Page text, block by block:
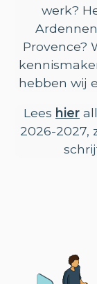
werk?
Provence?
hebben wij
Lees hier
2026-2027,